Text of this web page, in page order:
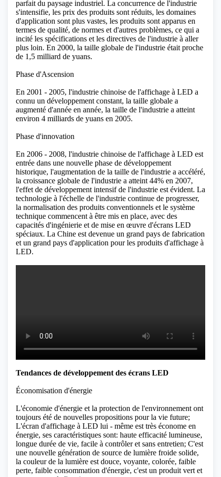
parfait du paysage industriel. La concurrence de l'industrie
s'intensifie, les prix des produits sont réduits, les domaines
d'application sont plus vastes, les produits sont apparus en
termes de qualité, de normes et d'autres problèmes, ce qui a
incité les spécifications et les directives de l'industrie à aller
plus loin. En 2000, la taille globale de l'industrie était proche
de 1,5 milliard de yuans.
Phase d'Ascension
En 2001 - 2005, l'industrie chinoise de l'affichage à LED a
connu un développement constant, la taille globale a
augmenté d'année en année, la taille de l'industrie a atteint
environ 4 milliards de yuans en 2005.
Phase d'innovation
En 2006 - 2008, l'industrie chinoise de l'affichage à LED est
entrée dans une nouvelle phase de développement
historique, l'augmentation de la taille de l'industrie a accéléré,
la croissance globale de l'industrie a atteint 44% en 2007,
l'effet de développement intensif de l'industrie est évident. La
technologie à l'échelle de l'industrie continue de progresser,
la normalisation des produits conventionnels et le système
technique commencent à être mis en place, avec des
capacités d'ingénierie et de mise en œuvre d'écrans LED
spéciaux. La Chine est devenue un grand pays de fabrication
et un grand pays d'application pour les produits d'affichage à
LED.
Tendances de développement des écrans LED
Économisation d'énergie
L'économie d'énergie et la protection de l'environnement ont
toujours été de nouvelles propositions pour la vie future;
L'écran d'affichage à LED lui - même est très économe en
énergie, ses caractéristiques sont: haute efficacité lumineuse,
longue durée de vie, facile à contrôler et sans entretien; C'est
une nouvelle génération de source de lumière froide solide,
la couleur de la lumière est douce, voyante, colorée, faible
perte, faible consommation d'énergie, c'est un produit vert et